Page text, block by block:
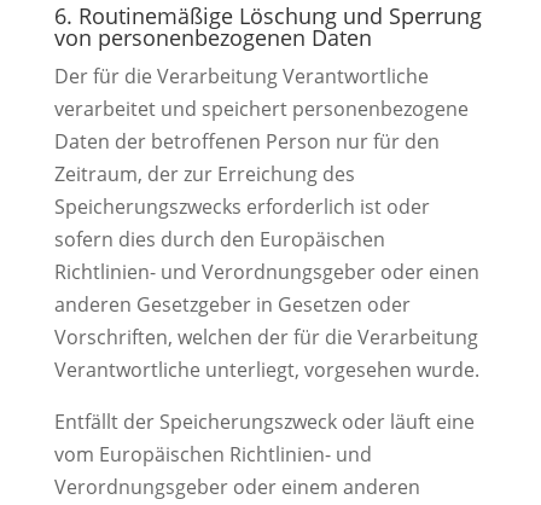
6. Routinemäßige Löschung und Sperrung
von personenbezogenen Daten
Der für die Verarbeitung Verantwortliche
verarbeitet und speichert personenbezogene
Daten der betroffenen Person nur für den
Zeitraum, der zur Erreichung des
Speicherungszwecks erforderlich ist oder
sofern dies durch den Europäischen
Richtlinien- und Verordnungsgeber oder einen
anderen Gesetzgeber in Gesetzen oder
Vorschriften, welchen der für die Verarbeitung
Verantwortliche unterliegt, vorgesehen wurde.
Entfällt der Speicherungszweck oder läuft eine
vom Europäischen Richtlinien- und
Verordnungsgeber oder einem anderen